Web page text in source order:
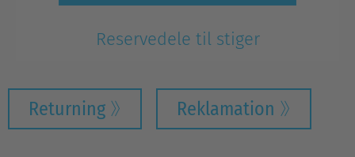
Reservedele til stiger
Returning Reklamation